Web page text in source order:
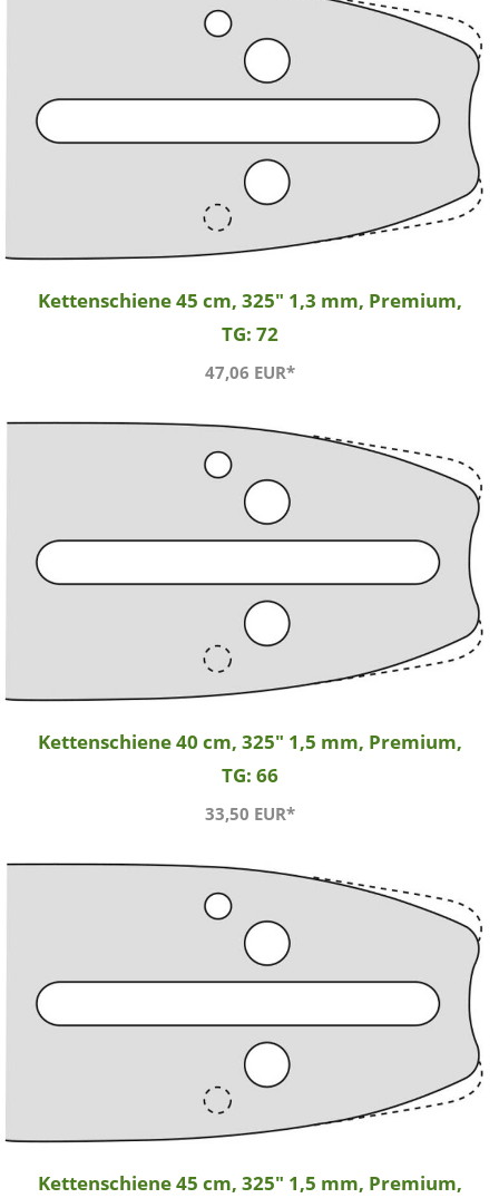
Kettenschiene 45 cm, 325" 1,3 mm, Premium,
TG: 72
47,06 EUR*
Kettenschiene 40 cm, 325" 1,5 mm, Premium,
TG: 66
33,50 EUR*
Kettenschiene 45 cm, 325" 1,5 mm, Premium,